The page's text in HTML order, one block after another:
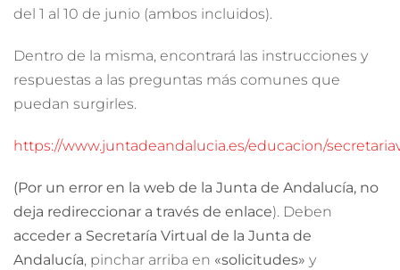
del 1 al 10 de junio (ambos incluidos).
Dentro de la misma, encontrará las instrucciones y
respuestas a las preguntas más comunes que
puedan surgirles.
https://www.juntadeandalucia.es/educacion/
(Por un error en la web de la Junta de Andalucía, no
deja redireccionar a través de enlace). Deben
acceder a Secretaría Virtual de la Junta de
Andalucía, pinchar arriba en «solicitudes» y